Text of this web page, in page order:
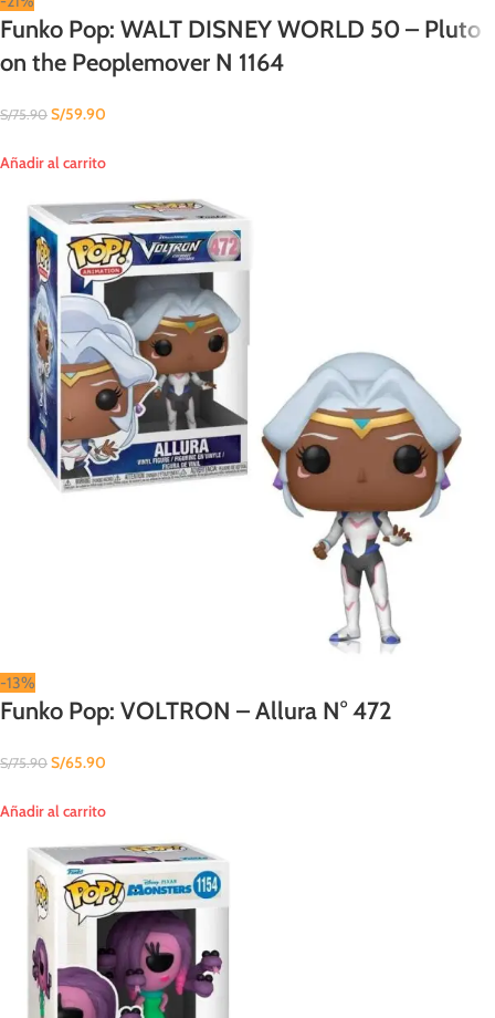
Funko Pop: WALT DISNEY WORLD 50 – Pluto
on the Peoplemover N 1164
S/75.90 S/59.90
Añadir al carrito
-13%
Funko Pop: VOLTRON – Allura N° 472
S/75.90 S/65.90
Añadir al carrito